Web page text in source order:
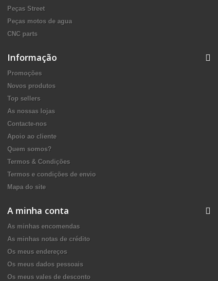
Peças Street
Peças motos de agua
CNC parts
Informação
Promoções
Novos produtos
Top sellers
As nossas lojas
Contacte-nos
Apoio ao cliente
Quem somos?
Termos & Condições
Termos e condições de envio
Mapa do site
A minha conta
As minhas encomendas
As minhas notas de crédito
Os meus endereços
Os meus dados pessoais
Os meus vales de desconto